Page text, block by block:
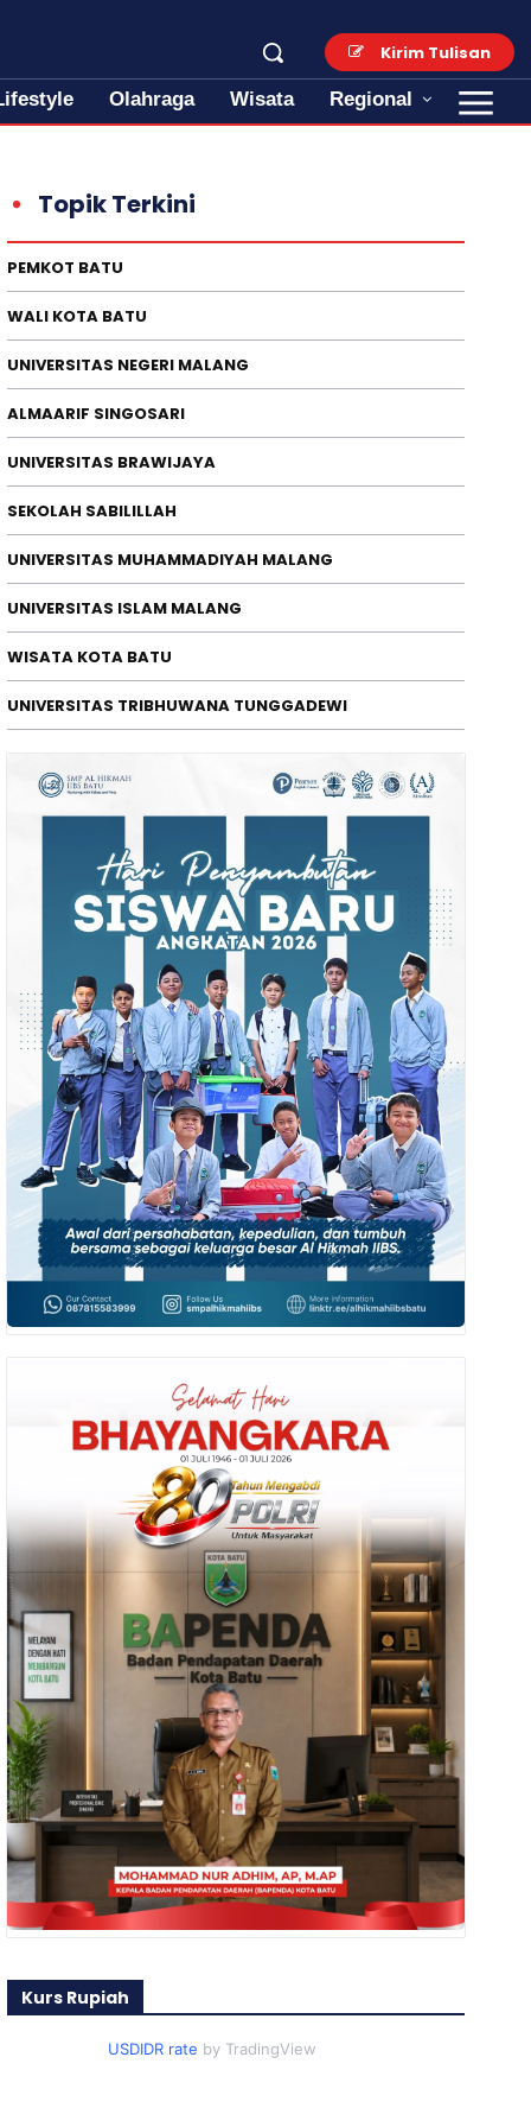
Kirim Tulisan
Olahraga Wisata Regional
Gaet 5 Universitas Top
Track dan Double Degree
08/2026
Topik Terkini
PEMKOT BATU
WALI KOTA BATU
UNIVERSITAS NEGERI MALANG
ALMAARIF SINGOSARI
UNIVERSITAS BRAWIJAYA
SEKOLAH SABILILLAH
UNIVERSITAS MUHAMMADIYAH MALANG
UNIVERSITAS ISLAM MALANG
WISATA KOTA BATU
UNIVERSITAS TRIBHUWANA TUNGGADEWI
Kurs Rupiah
USDIDR rate by TradingView